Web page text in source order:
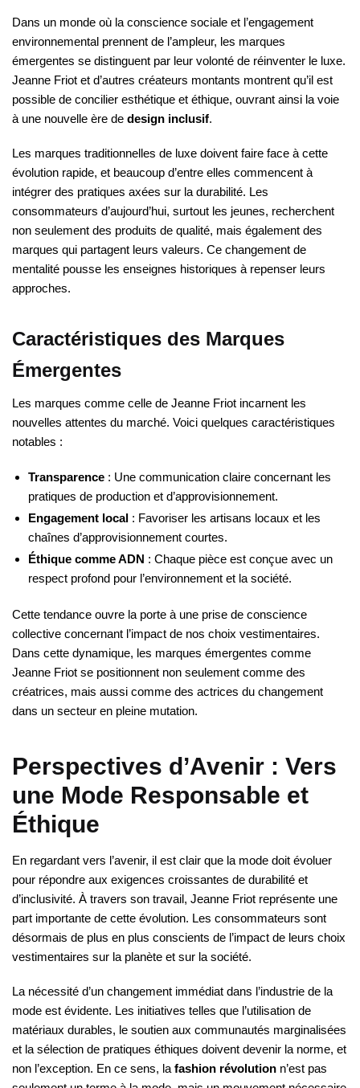
Dans un monde où la conscience sociale et l’engagement
environnemental prennent de l’ampleur, les marques
émergentes se distinguent par leur volonté de réinventer le luxe.
Jeanne Friot et d’autres créateurs montants montrent qu’il est
possible de concilier esthétique et éthique, ouvrant ainsi la voie
à une nouvelle ère de design inclusif.
Les marques traditionnelles de luxe doivent faire face à cette
évolution rapide, et beaucoup d’entre elles commencent à
intégrer des pratiques axées sur la durabilité. Les
consommateurs d’aujourd’hui, surtout les jeunes, recherchent
non seulement des produits de qualité, mais également des
marques qui partagent leurs valeurs. Ce changement de
mentalité pousse les enseignes historiques à repenser leurs
approches.
Caractéristiques des Marques
Émergentes
Les marques comme celle de Jeanne Friot incarnent les
nouvelles attentes du marché. Voici quelques caractéristiques
notables :
Transparence : Une communication claire concernant les
pratiques de production et d’approvisionnement.
Engagement local : Favoriser les artisans locaux et les
chaînes d’approvisionnement courtes.
Éthique comme ADN : Chaque pièce est conçue avec un
respect profond pour l’environnement et la société.
Cette tendance ouvre la porte à une prise de conscience
collective concernant l’impact de nos choix vestimentaires.
Dans cette dynamique, les marques émergentes comme
Jeanne Friot se positionnent non seulement comme des
créatrices, mais aussi comme des actrices du changement
dans un secteur en pleine mutation.
Perspectives d’Avenir : Vers
une Mode Responsable et
Éthique
En regardant vers l’avenir, il est clair que la mode doit évoluer
pour répondre aux exigences croissantes de durabilité et
d’inclusivité. À travers son travail, Jeanne Friot représente une
part importante de cette évolution. Les consommateurs sont
désormais de plus en plus conscients de l’impact de leurs choix
vestimentaires sur la planète et sur la société.
La nécessité d’un changement immédiat dans l’industrie de la
mode est évidente. Les initiatives telles que l’utilisation de
matériaux durables, le soutien aux communautés marginalisées
et la sélection de pratiques éthiques doivent devenir la norme, et
non l’exception. En ce sens, la fashion révolution n’est pas